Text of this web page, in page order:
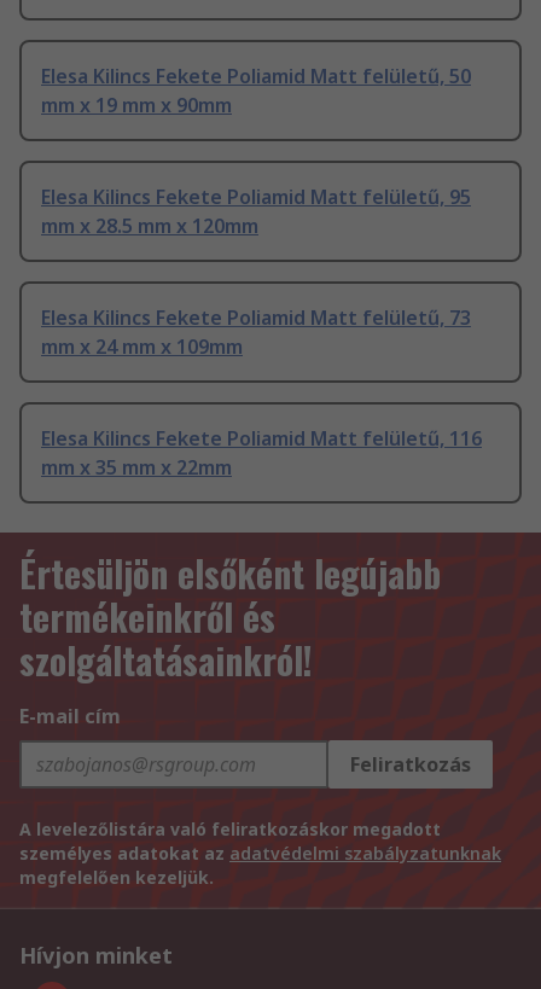
Elesa Kilincs Fekete Poliamid Matt felületű, 50
mm x 19 mm x 90mm
Elesa Kilincs Fekete Poliamid Matt felületű, 95
mm x 28.5 mm x 120mm
Elesa Kilincs Fekete Poliamid Matt felületű, 73
mm x 24 mm x 109mm
Elesa Kilincs Fekete Poliamid Matt felületű, 116
mm x 35 mm x 22mm
Értesüljön elsőként legújabb
termékeinkről és
szolgáltatásainkról!
E-mail cím
Feliratkozás
A levelezőlistára való feliratkozáskor megadott
személyes adatokat az adatvédelmi szabályzatunknak
megfelelően kezeljük.
Hívjon minket